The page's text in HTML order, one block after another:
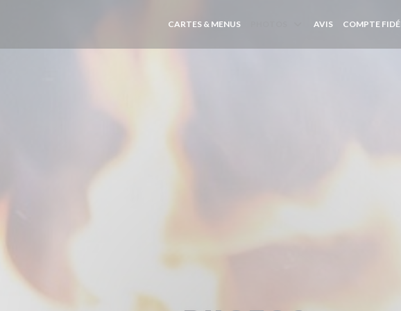
CARTES & MENUS AVIS COMPTE